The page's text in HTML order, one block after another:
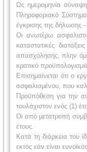
Ως ημερομηνία
Πληροφοριακό
έγκρισης της δήλωσης
Οι ανωτέρω
καταστατικές
απασχόλησης, πλην
κρατικό προϋπολογισμό.
Επισημαίνεται ότι ο
ασφαλισμένου, που
Προϋπόθεση για την
τουλάχιστον ενός (1)
Οι από μετατροπή
έτους.
Κατά τη διάρκεια του
εκτός εάν είναι